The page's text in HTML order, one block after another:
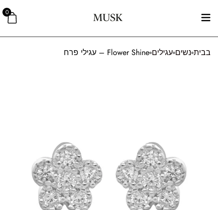
0
בבית נשים עגילים Flower Shine – עגילי פרח